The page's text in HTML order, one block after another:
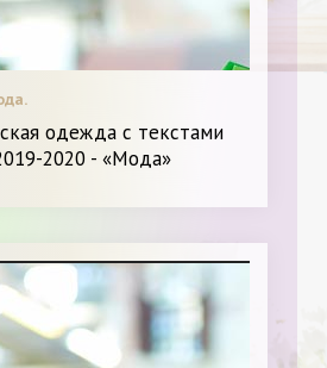
одежда с текстами
2020 - «Мода»